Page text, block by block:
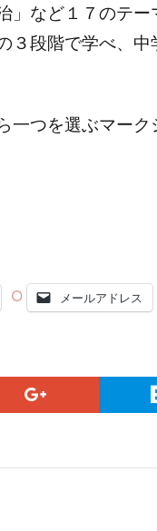
」など１７のテー
３段階で学べ、
つを選ぶマーク
メールアドレス